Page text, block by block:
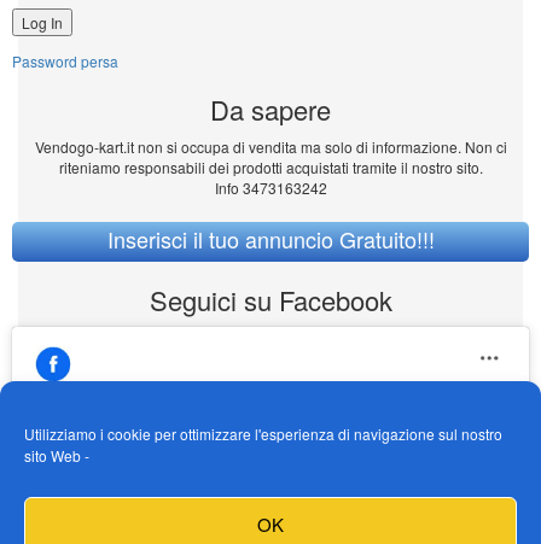
Utilizziamo i cookie per ottimizzare l'esperienza di navigazione sul nostro
sito Web -
OK
Password persa
Da sapere
Vendogo-kart.it non si occupa di vendita ma solo di informazione. Non ci
riteniamo responsabili dei prodotti acquistati tramite il nostro sito.
Info 3473163242
Inserisci il tuo annuncio Gratuito!!!
Seguici su Facebook
https://www.facebook.com/Vendogokartit/
Fai clic per accettare i cookie marketing e
abilitare questo contenuto